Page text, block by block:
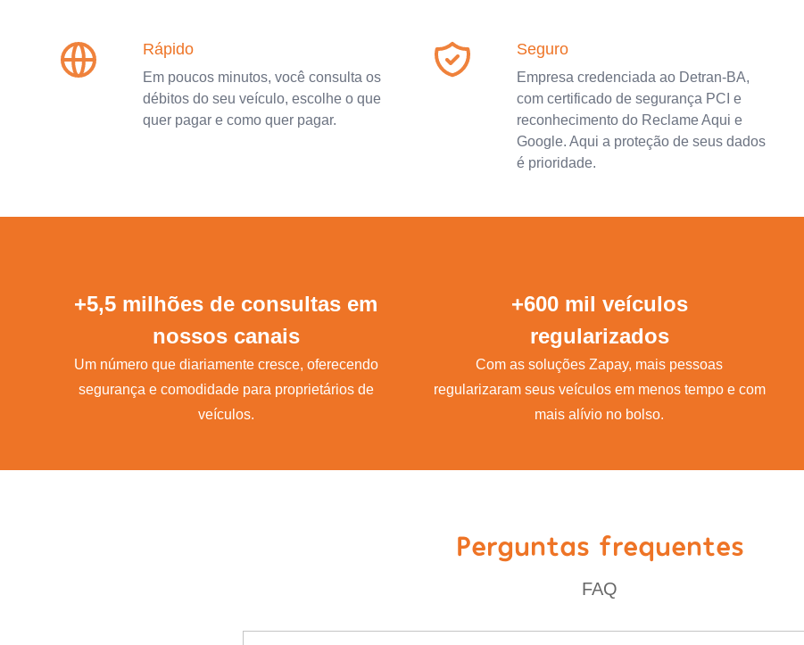
Rápido
Em poucos minutos, você consulta os
débitos do seu veículo, escolhe o que
quer pagar e como quer pagar.
Seguro
Empresa credenciada ao Detran-BA,
com certificado de segurança PCI e
reconhecimento do Reclame Aqui e
Google. Aqui a proteção de seus dados
é prioridade.
+5,5 milhões de consultas em
nossos canais
Um número que diariamente cresce, oferecendo
segurança e comodidade para proprietários de
veículos.
+600 mil veículos
regularizados
Com as soluções Zapay, mais pessoas
regularizaram seus veículos em menos tempo e com
mais alívio no bolso.
Perguntas frequentes
FAQ